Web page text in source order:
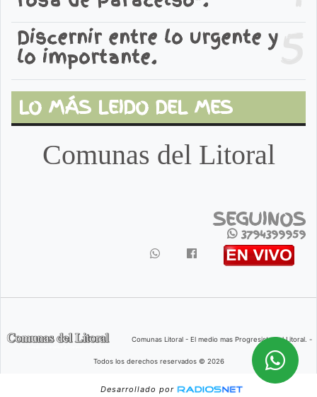
5
Discernir entre lo urgente y
lo importante.
LO MÁS LEIDO DEL MES
Comunas del Litoral
SEGUINOS
3794399959
Comunas Litoral - El medio mas Progresista del Litoral. -
Todos los derechos reservados © 2026
Desarrollado por